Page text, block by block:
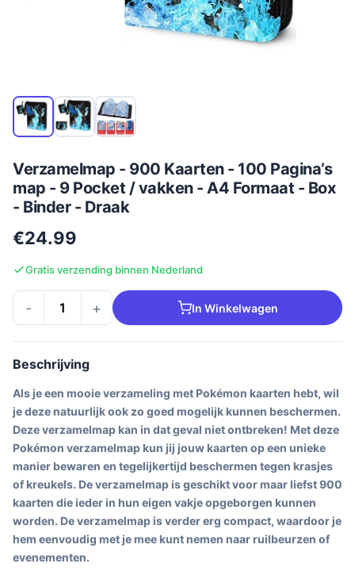
Verzamelmap - 900 Kaarten - 100 Pagina’s
map - 9 Pocket / vakken - A4 Formaat - Box
- Binder - Draak
€24.99
Gratis verzending binnen Nederland
- + In Winkelwagen
Beschrijving
Als je een mooie verzameling met Pokémon kaarten hebt, wil
je deze natuurlijk ook zo goed mogelijk kunnen beschermen.
Deze verzamelmap kan in dat geval niet ontbreken! Met deze
Pokémon verzamelmap kun jij jouw kaarten op een unieke
manier bewaren en tegelijkertijd beschermen tegen krasjes
of kreukels. De verzamelmap is geschikt voor maar liefst 900
kaarten die ieder in hun eigen vakje opgeborgen kunnen
worden. De verzamelmap is verder erg compact, waardoor je
hem eenvoudig met je mee kunt nemen naar ruilbeurzen of
evenementen.